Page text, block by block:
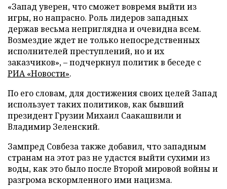
«Запад уверен, что сможет вовремя выйти из
игры, но напрасно. Роль лидеров западных
держав весьма неприглядна и очевидна всем.
Возмездие ждет не только непосредственных
исполнителей преступлений, но и их
заказчиков», – подчеркнул политик в беседе с
РИА «Новости».
По его словам, для достижения своих целей Запад
использует таких политиков, как бывший
президент Грузии Михаил Саакашвили и
Владимир Зеленский.
Зампред Совбеза также добавил, что западным
странам на этот раз не удастся выйти сухими из
воды, как это было после Второй мировой войны и
разгрома вскормленного ими нацизма.